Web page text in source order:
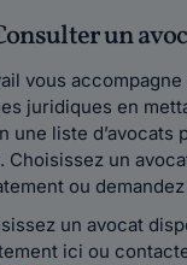
un
vous accompagne
juridiques en
une liste d’avocats
Choisissez un
ou
un avocat
ici ou